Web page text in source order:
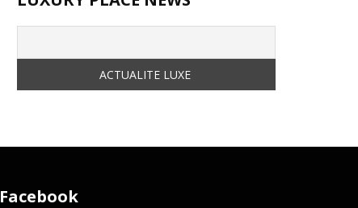
Facebook